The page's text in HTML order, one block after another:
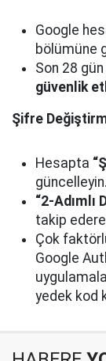
Google
bölümüne
Son 28
güvenlik
Şifre
Hesapta
güncelleyin.
“2-Adımlı
takip
Çok
Google
yedek kod